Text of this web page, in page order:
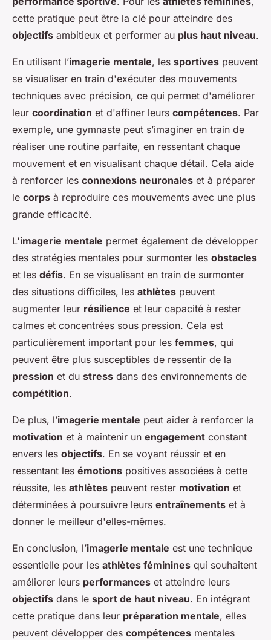
cette pratique peut être la clé pour atteindre des
objectifs ambitieux et performer au plus haut niveau.
En utilisant l’imagerie mentale, les sportives peuvent
se visualiser en train d'exécuter des mouvements
techniques avec précision, ce qui permet d'améliorer
leur coordination et d'affiner leurs compétences. Par
exemple, une gymnaste peut s’imaginer en train de
réaliser une routine parfaite, en ressentant chaque
mouvement et en visualisant chaque détail. Cela aide
à renforcer les connexions neuronales et à préparer
le corps à reproduire ces mouvements avec une plus
grande efficacité.
L'imagerie mentale permet également de développer
des stratégies mentales pour surmonter les obstacles
et les défis. En se visualisant en train de surmonter
des situations difficiles, les athlètes peuvent
augmenter leur résilience et leur capacité à rester
calmes et concentrées sous pression. Cela est
particulièrement important pour les femmes, qui
peuvent être plus susceptibles de ressentir de la
pression et du stress dans des environnements de
compétition.
De plus, l’imagerie mentale peut aider à renforcer la
motivation et à maintenir un engagement constant
envers les objectifs. En se voyant réussir et en
ressentant les émotions positives associées à cette
réussite, les athlètes peuvent rester motivation et
déterminées à poursuivre leurs entraînements et à
donner le meilleur d'elles-mêmes.
En conclusion, l’imagerie mentale est une technique
essentielle pour les athlètes féminines qui souhaitent
améliorer leurs performances et atteindre leurs
objectifs dans le sport de haut niveau. En intégrant
cette pratique dans leur préparation mentale, elles
peuvent développer des compétences mentales